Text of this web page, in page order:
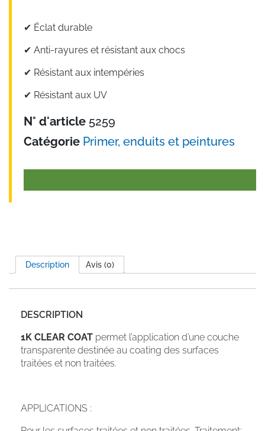
✔︎ Éclat durable
✔︎ Anti-rayures et résistant aux chocs
✔︎ Résistant aux intempéries
✔︎ Résistant aux UV
N° d'article 5259
Catégorie Primer, enduits et peintures
Description Avis (0)
DESCRIPTION
1K CLEAR COAT permet l’application d’une couche
transparente destinée au coating des surfaces
traitées et non traitées.
APPLICATIONS :